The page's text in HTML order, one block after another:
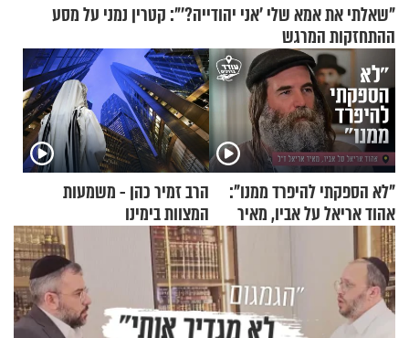
"שאלתי את אמא שלי 'אני יהודייה?'": קטרין נמני על מסע
ההתחזקות המרגש
"לא הספקתי להיפרד ממנו":
אהוד אריאל על אביו, מאיר
אריאל ז"ל
הרב זמיר כהן - משמעות
המצוות בימינו